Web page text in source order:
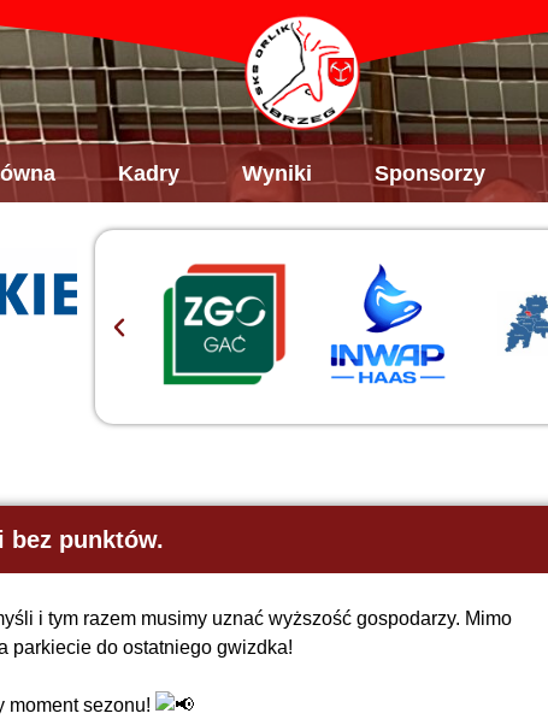
Kadry Wyniki Sponsorzy
bez punktów.
i tym razem musimy uznać wyższość gospodarzy. Mimo
parkiecie do ostatniego gwizdka!
moment sezonu!